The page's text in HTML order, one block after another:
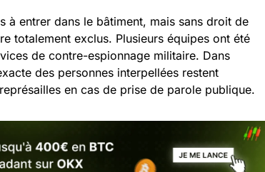
à entrer dans le bâtiment, mais sans droit de
totalement exclus. Plusieurs équipes ont été
de contre-espionnage militaire. Dans
des personnes interpellées restent
en cas de prise de parole publique.